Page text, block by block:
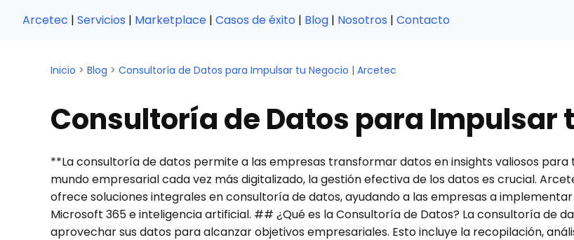
Arcetec | Servicios | Marketplace | Casos de éxito | Blog | Nosotros | Contacto
Inicio > Blog > Consultoría de Datos para Impulsar tu Negocio | Arcetec
Consultoría de Datos para Impulsar
**La consultoría de datos permite a las empresas transformar datos en insights valiosos
mundo empresarial cada vez más digitalizado, la gestión efectiva de los datos es crucial.
ofrece soluciones integrales en consultoría de datos, ayudando a las empresas a
Microsoft 365 e inteligencia artificial. ## ¿Qué es la Consultoría de Datos? La consultoría de
aprovechar sus datos para alcanzar objetivos empresariales. Esto incluye la recopilación,